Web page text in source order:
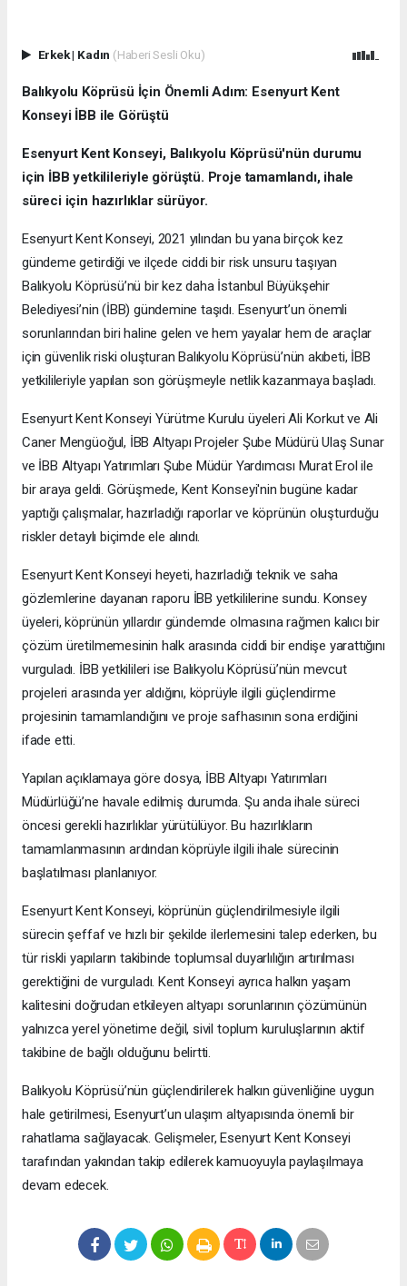
Erkek| Kadın (Haberi Sesli Oku)
Balıkyolu Köprüsü İçin Önemli Adım: Esenyurt Kent
Konseyi İBB ile Görüştü
Esenyurt Kent Konseyi, Balıkyolu Köprüsü'nün durumu
için İBB yetkilileriyle görüştü. Proje tamamlandı, ihale
süreci için hazırlıklar sürüyor.
Esenyurt Kent Konseyi, 2021 yılından bu yana birçok kez
gündeme getirdiği ve ilçede ciddi bir risk unsuru taşıyan
Balıkyolu Köprüsü’nü bir kez daha İstanbul Büyükşehir
Belediyesi’nin (İBB) gündemine taşıdı. Esenyurt’un önemli
sorunlarından biri haline gelen ve hem yayalar hem de araçlar
için güvenlik riski oluşturan Balıkyolu Köprüsü’nün akıbeti, İBB
yetkilileriyle yapılan son görüşmeyle netlik kazanmaya başladı.
Esenyurt Kent Konseyi Yürütme Kurulu üyeleri Ali Korkut ve Ali
Caner Mengüoğul, İBB Altyapı Projeler Şube Müdürü Ulaş Sunar
ve İBB Altyapı Yatırımları Şube Müdür Yardımcısı Murat Erol ile
bir araya geldi. Görüşmede, Kent Konseyi'nin bugüne kadar
yaptığı çalışmalar, hazırladığı raporlar ve köprünün oluşturduğu
riskler detaylı biçimde ele alındı.
Esenyurt Kent Konseyi heyeti, hazırladığı teknik ve saha
gözlemlerine dayanan raporu İBB yetkililerine sundu. Konsey
üyeleri, köprünün yıllardır gündemde olmasına rağmen kalıcı bir
çözüm üretilmemesinin halk arasında ciddi bir endişe yarattığını
vurguladı. İBB yetkilileri ise Balıkyolu Köprüsü’nün mevcut
projeleri arasında yer aldığını, köprüyle ilgili güçlendirme
projesinin tamamlandığını ve proje safhasının sona erdiğini
ifade etti.
Yapılan açıklamaya göre dosya, İBB Altyapı Yatırımları
Müdürlüğü’ne havale edilmiş durumda. Şu anda ihale süreci
öncesi gerekli hazırlıklar yürütülüyor. Bu hazırlıkların
tamamlanmasının ardından köprüyle ilgili ihale sürecinin
başlatılması planlanıyor.
Esenyurt Kent Konseyi, köprünün güçlendirilmesiyle ilgili
sürecin şeffaf ve hızlı bir şekilde ilerlemesini talep ederken, bu
tür riskli yapıların takibinde toplumsal duyarlılığın artırılması
gerektiğini de vurguladı. Kent Konseyi ayrıca halkın yaşam
kalitesini doğrudan etkileyen altyapı sorunlarının çözümünün
yalnızca yerel yönetime değil, sivil toplum kuruluşlarının aktif
takibine de bağlı olduğunu belirtti.
Balıkyolu Köprüsü’nün güçlendirilerek halkın güvenliğine uygun
hale getirilmesi, Esenyurt’un ulaşım altyapısında önemli bir
rahatlama sağlayacak. Gelişmeler, Esenyurt Kent Konseyi
tarafından yakından takip edilerek kamuoyuyla paylaşılmaya
devam edecek.